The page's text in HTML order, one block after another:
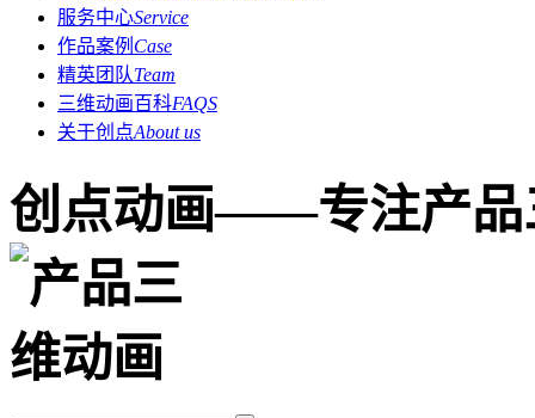
服务中心Service
作品案例 Case
精英团队Team
三维动画百科FAQS
关于创点About us
创点动画——专注产品